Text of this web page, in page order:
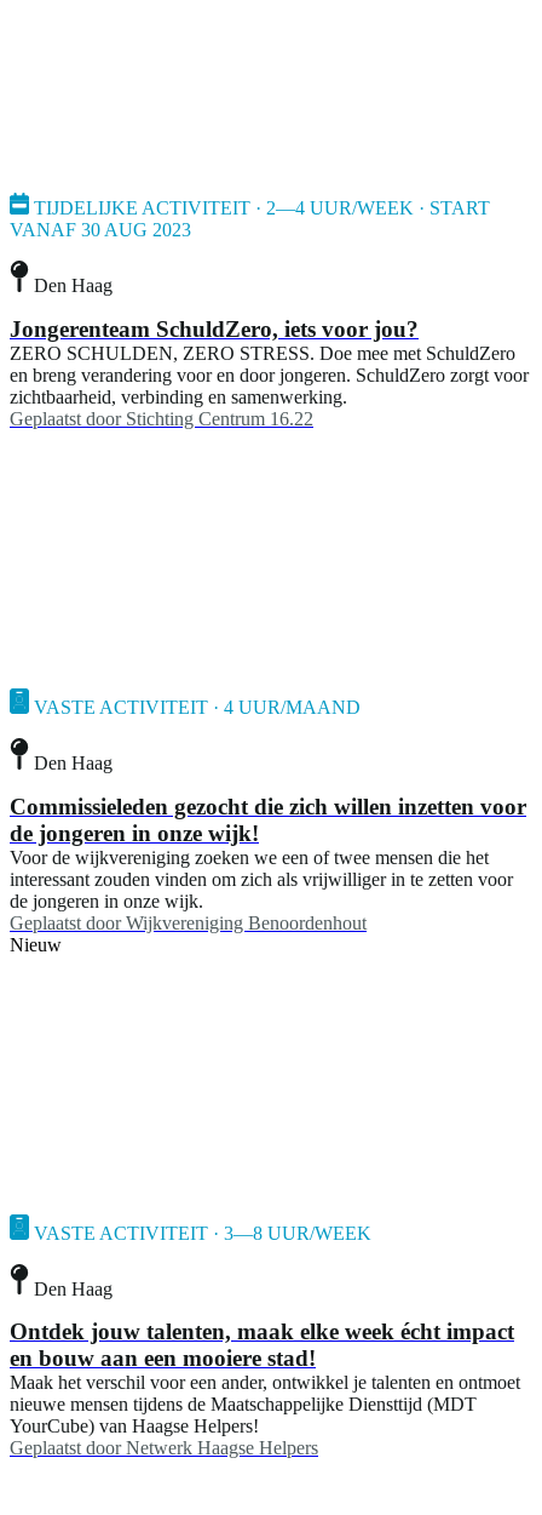
TIJDELIJKE ACTIVITEIT · 2—4 UUR/WEEK · START
VANAF 30 AUG 2023
Den Haag
Jongerenteam SchuldZero, iets voor jou?
ZERO SCHULDEN, ZERO STRESS. Doe mee met SchuldZero
en breng verandering voor en door jongeren. SchuldZero zorgt voor
zichtbaarheid, verbinding en samenwerking.
Geplaatst door Stichting Centrum 16.22
VASTE ACTIVITEIT · 4 UUR/MAAND
Den Haag
Commissieleden gezocht die zich willen inzetten voor
de jongeren in onze wijk!
Voor de wijkvereniging zoeken we een of twee mensen die het
interessant zouden vinden om zich als vrijwilliger in te zetten voor
de jongeren in onze wijk.
Geplaatst door Wijkvereniging Benoordenhout
Nieuw
VASTE ACTIVITEIT · 3—8 UUR/WEEK
Den Haag
Ontdek jouw talenten, maak elke week écht impact
en bouw aan een mooiere stad!
Maak het verschil voor een ander, ontwikkel je talenten en ontmoet
nieuwe mensen tijdens de Maatschappelijke Diensttijd (MDT
YourCube) van Haagse Helpers!
Geplaatst door Netwerk Haagse Helpers